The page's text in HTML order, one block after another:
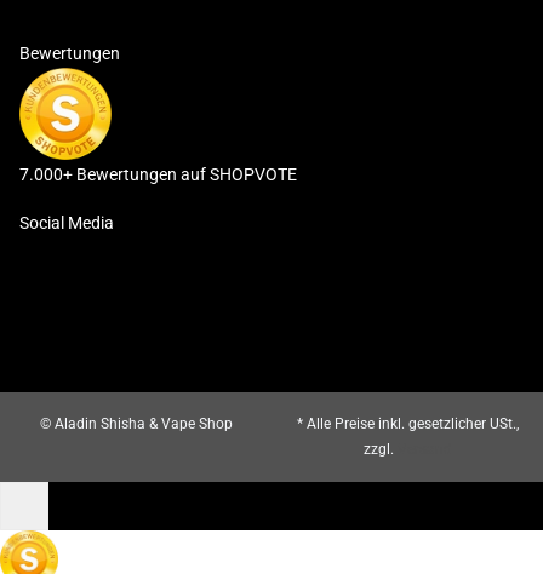
Bewertungen
7.000+ Bewertungen auf SHOPVOTE
Social Media
© Aladin Shisha & Vape Shop
* Alle Preise inkl. gesetzlicher USt.,
zzgl.